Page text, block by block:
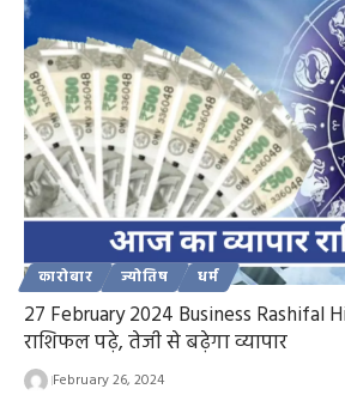
कारोबार ज्योतिष धर्म
27 February 2024 Business Rashifal
राशिफल पढ़े, तेजी से बढ़ेगा व्यापार
February 26, 2024